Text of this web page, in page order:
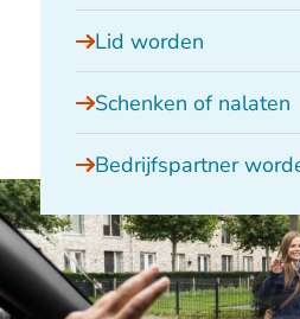
Lid worden
Schenken of nalaten
Bedrijfspartner